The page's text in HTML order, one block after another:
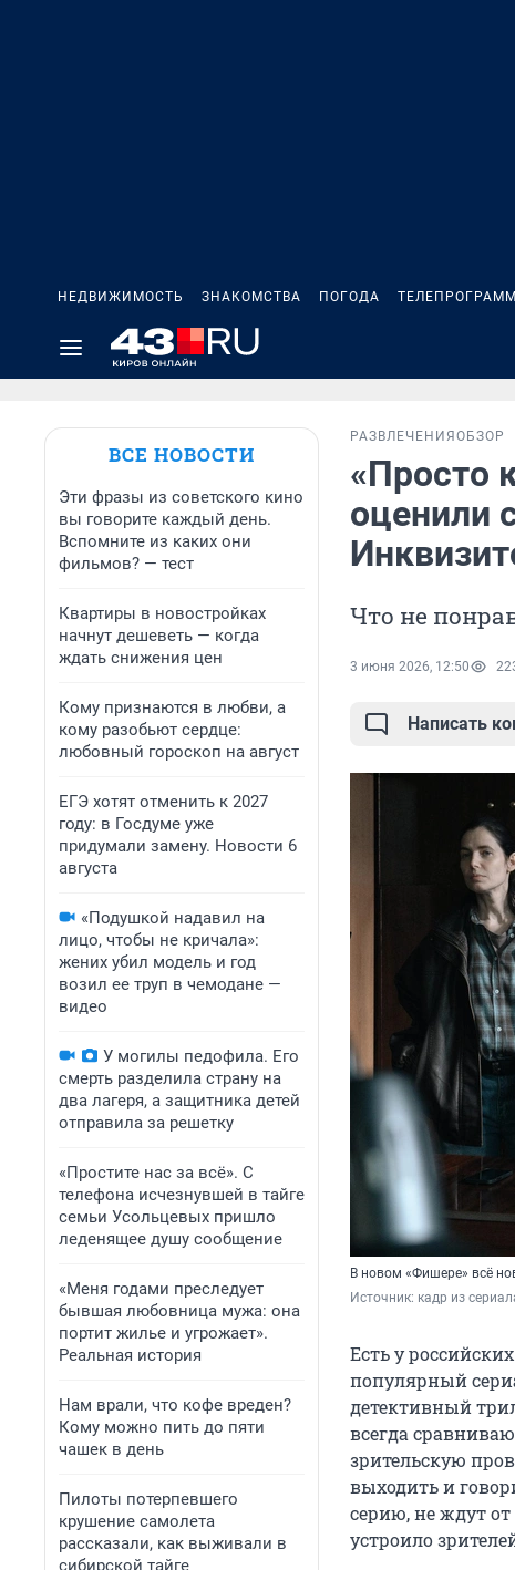
НЕДВИЖИМОСТЬ ЗНАКОМСТВА ПОГОДА
ВСЕ НОВОСТИ
Эти фразы из советского кино
вы говорите каждый день.
Вспомните из каких они
фильмов? — тест
Квартиры в новостройках
начнут дешеветь — когда
ждать снижения цен
Кому признаются в любви, а
кому разобьют сердце:
любовный гороскоп на август
ЕГЭ хотят отменить к 2027
году: в Госдуме уже
придумали замену. Новости 6
августа
«Подушкой надавил на
лицо, чтобы не кричала»:
жених убил модель и год
возил ее труп в чемодане —
видео
У могилы педофила. Его
смерть разделила страну на
два лагеря, а защитника детей
отправила за решетку
«Простите нас за всё». С
телефона исчезнувшей в тайге
семьи Усольцевых пришло
леденящее душу сообщение
«Меня годами преследует
бывшая любовница мужа: она
портит жилье и угрожает».
Реальная история
Нам врали, что кофе вреден?
Кому можно пить до пяти
чашек в день
Пилоты потерпевшего
крушение самолета
рассказали, как выживали в
сибирской тайге
РАЗВЛЕЧЕНИЯ ОБЗОР
«Просто
оценили
Что не
3 июня 2026, 12:50
Написать
В новом «Фишере» всё
Источник: кадр из
Есть у
популярный
детективный
всегда
зрительскую
выходить и
серию, не ждут
устроило